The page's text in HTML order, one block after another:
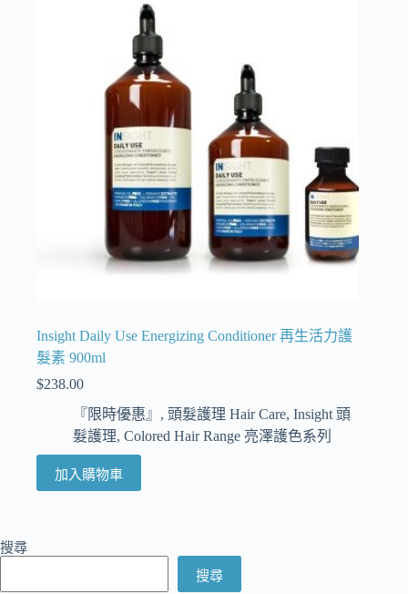
Insight Daily Use Energizing Conditioner 再生活力護
髮素 900ml
$238.00
『限時優惠』 , 頭髮護理 Hair Care, Insight 頭
髮護理, Colored Hair Range 亮澤護色系列
加入購物車
搜尋
搜尋